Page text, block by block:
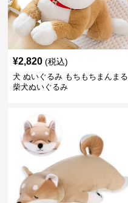
¥2,820 (税込)
犬 ぬいぐるみ もちもちまんまる
柴犬ぬいぐるみ